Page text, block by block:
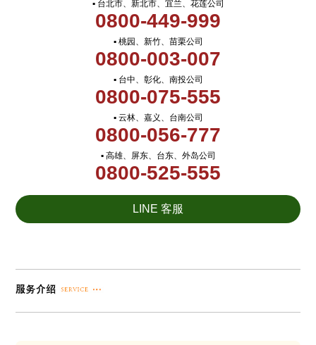
▪ 台北市、新北市、宜兰、花莲公司
0800-449-999
▪ 桃园、新竹、苗栗公司
0800-003-007
▪ 台中、彰化、南投公司
0800-075-555
▪ 云林、嘉义、台南公司
0800-056-777
▪ 高雄、屏东、台东、外岛公司
0800-525-555
LINE 客服